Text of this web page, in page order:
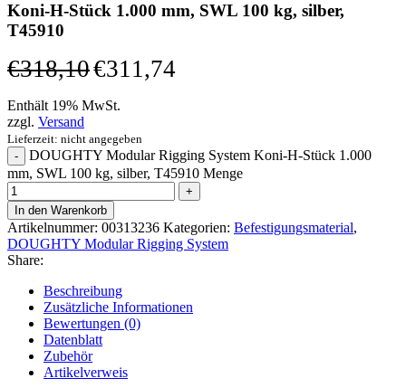
Koni-H-Stück 1.000 mm, SWL 100 kg, silber,
T45910
€318,10€311,74
Enthält 19% MwSt.
zzgl. Versand
Lieferzeit: nicht angegeben
DOUGHTY Modular Rigging System Koni-H-Stück 1.000
mm, SWL 100 kg, silber, T45910 Menge
In den Warenkorb
Artikelnummer: 00313236 Kategorien: Befestigungsmaterial,
DOUGHTY Modular Rigging System
Share:
Beschreibung
Zusätzliche Informationen
Bewertungen (0)
Datenblatt
Zubehör
Artikelverweis